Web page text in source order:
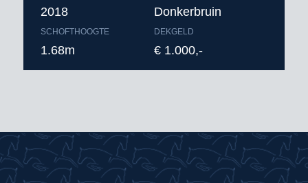
2018
SCHOFTHOOGTE
1.68m
Donkerbruin
DEKGELD
€ 1.000,-